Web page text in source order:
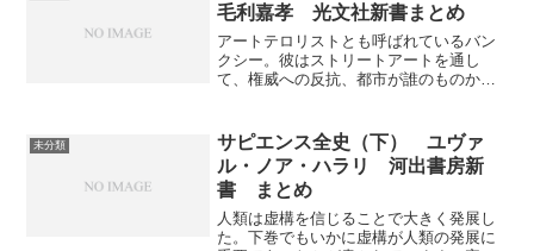
毛利嘉孝 光文社新書まとめ
アートテロリストとも呼ばれているバン
クシー。彼はストリートアートを通し
て、権威への反抗、都市が誰のものか、
うしてこれほど大きな注目を集めるかに
ついて語られている。
未分類
サピエンス全史（下） ユヴァ
ル・ノア・ハラリ 河出書房新
書 まとめ
人類は虚構を信じることで大きく発展し
た。下巻でもいかに虚構が人類の発展に